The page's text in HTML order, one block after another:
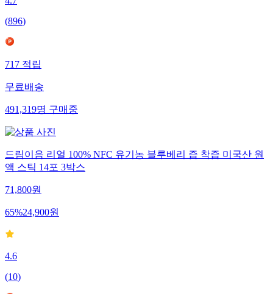
4.7
(896)
717적립
무료배송
491,319명구매중
드림이음 리얼 100% NFC 유기농 블루베리 즙 착즙 미국산 원
액 스틱 14포 3박스
71,800원
65%24,900원
4.6
(10)